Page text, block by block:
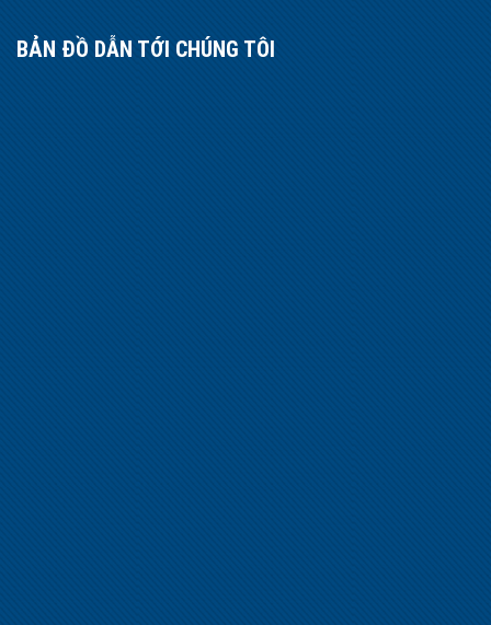
BẢN ĐỒ DẪN TỚI CHÚNG TÔI